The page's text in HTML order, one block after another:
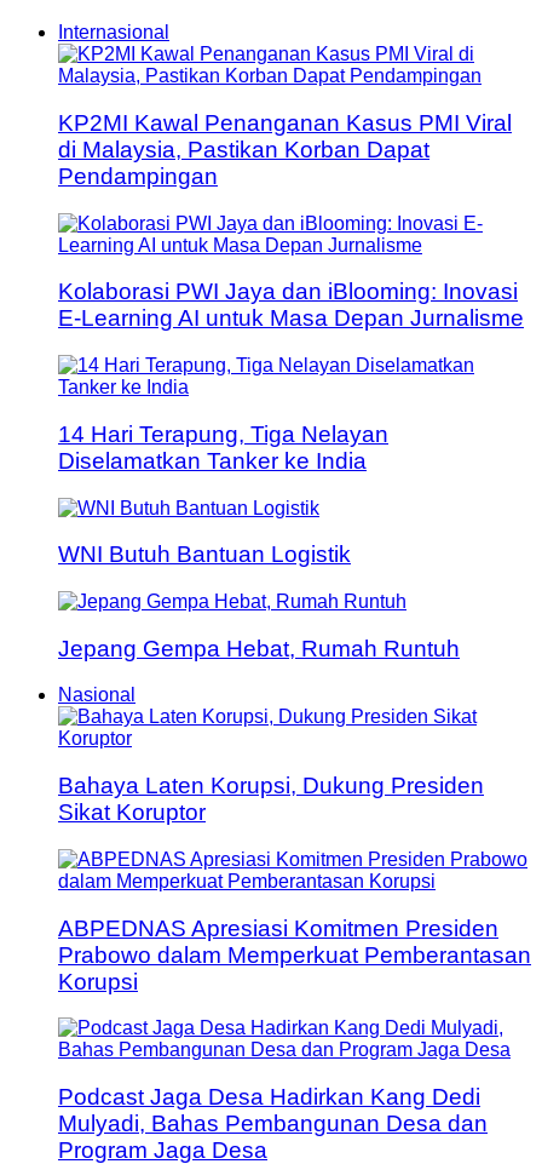
Internasional
KP2MI Kawal Penanganan Kasus PMI Viral
di Malaysia, Pastikan Korban Dapat
Pendampingan
Kolaborasi PWI Jaya dan iBlooming: Inovasi
E-Learning AI untuk Masa Depan Jurnalisme
14 Hari Terapung, Tiga Nelayan
Diselamatkan Tanker ke India
WNI Butuh Bantuan Logistik
Jepang Gempa Hebat, Rumah Runtuh
Nasional
Bahaya Laten Korupsi, Dukung Presiden
Sikat Koruptor
ABPEDNAS Apresiasi Komitmen Presiden
Prabowo dalam Memperkuat Pemberantasan
Korupsi
Podcast Jaga Desa Hadirkan Kang Dedi
Mulyadi, Bahas Pembangunan Desa dan
Program Jaga Desa